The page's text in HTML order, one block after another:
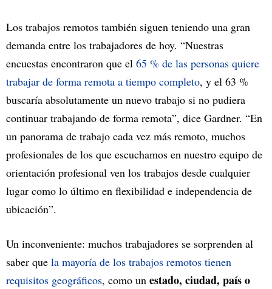
Los trabajos remotos también siguen teniendo una gran
demanda entre los trabajadores de hoy. “Nuestras
encuestas encontraron que el 65 % de las personas quiere
trabajar de forma remota a tiempo completo, y el 63 %
buscaría absolutamente un nuevo trabajo si no pudiera
continuar trabajando de forma remota”, dice Gardner. “En
un panorama de trabajo cada vez más remoto, muchos
profesionales de los que escuchamos en nuestro equipo de
orientación profesional ven los trabajos desde cualquier
lugar como lo último en flexibilidad e independencia de
ubicación”.
Un inconveniente: muchos trabajadores se sorprenden al
saber que la mayoría de los trabajos remotos tienen
requisitos geográficos, como un estado, ciudad, país o